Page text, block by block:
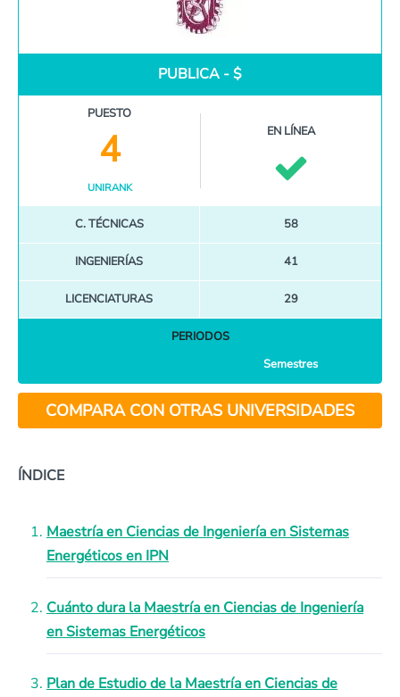
PUBLICA - $
PUESTO
4
UNIRANK
EN LÍNEA
C. TÉCNICAS 58
INGENIERÍAS 41
LICENCIATURAS 29
PERIODOS
Semestres
COMPARA CON OTRAS UNIVERSIDADES
ÍNDICE
Maestría en Ciencias de Ingeniería en Sistemas
Energéticos en IPN
Cuánto dura la Maestría en Ciencias de Ingeniería
en Sistemas Energéticos
Plan de Estudio de la Maestría en Ciencias de